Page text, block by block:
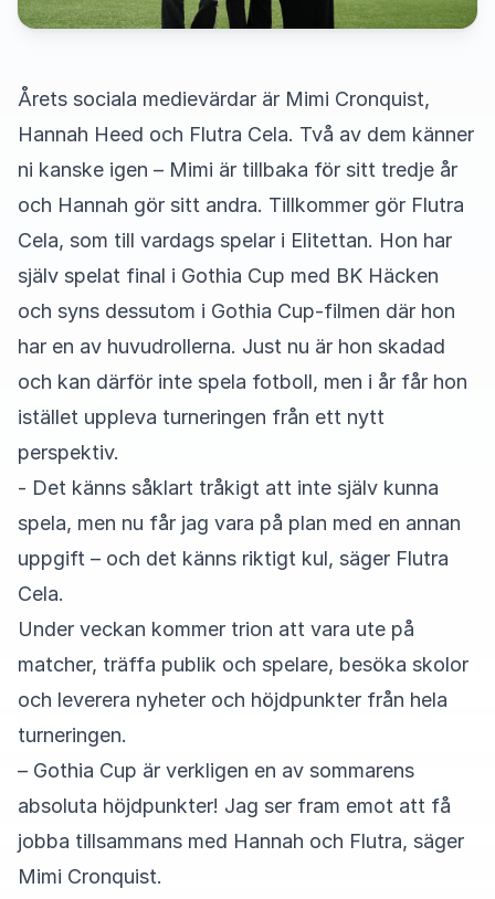
Årets sociala medievärdar är Mimi Cronquist,
Hannah Heed och Flutra Cela. Två av dem känner
ni kanske igen – Mimi är tillbaka för sitt tredje år
och Hannah gör sitt andra. Tillkommer gör Flutra
Cela, som till vardags spelar i Elitettan. Hon har
själv spelat final i Gothia Cup med BK Häcken
och syns dessutom i Gothia Cup-filmen där hon
har en av huvudrollerna. Just nu är hon skadad
och kan därför inte spela fotboll, men i år får hon
istället uppleva turneringen från ett nytt
perspektiv.
- Det känns såklart tråkigt att inte själv kunna
spela, men nu får jag vara på plan med en annan
uppgift – och det känns riktigt kul, säger Flutra
Cela.
Under veckan kommer trion att vara ute på
matcher, träffa publik och spelare, besöka skolor
och leverera nyheter och höjdpunkter från hela
turneringen.
– Gothia Cup är verkligen en av sommarens
absoluta höjdpunkter! Jag ser fram emot att få
jobba tillsammans med Hannah och Flutra, säger
Mimi Cronquist.